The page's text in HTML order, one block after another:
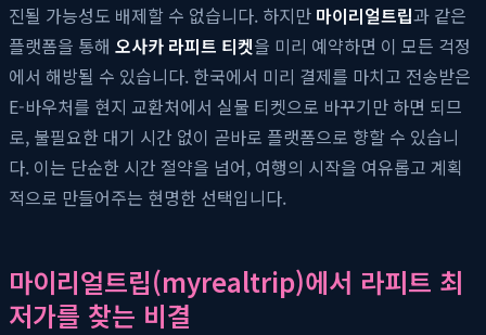
진될 가능성도 배제할 수 없습니다. 하지만 마이리얼트립과 같은
플랫폼을 통해 오사카 라피트 티켓을 미리 예약하면 이 모든 걱정
에서 해방될 수 있습니다. 한국에서 미리 결제를 마치고 전송받은
E-바우처를 현지 교환처에서 실물 티켓으로 바꾸기만 하면 되므
로, 불필요한 대기 시간 없이 곧바로 플랫폼으로 향할 수 있습니
다. 이는 단순한 시간 절약을 넘어, 여행의 시작을 여유롭고 계획
적으로 만들어주는 현명한 선택입니다.
마이리얼트립(myrealtrip)에서 라피트 최
저가를 찾는 비결